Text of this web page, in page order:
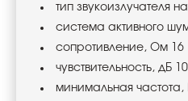
тип звукоизлучателя
система активного
сопротивление, Ом 16
чувствительность, дБ
минимальная частота,